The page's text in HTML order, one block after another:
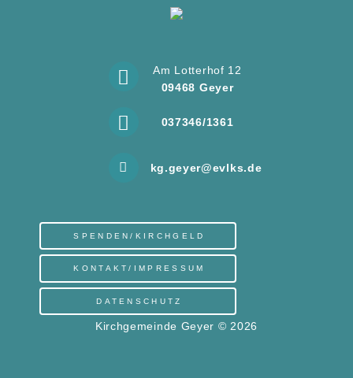
Am Lotterhof 12
09468 Geyer
037346/1361
kg.geyer@evlks.de
SPENDEN/KIRCHGELD
KONTAKT/IMPRESSUM
DATENSCHUTZ
Kirchgemeinde Geyer © 2026